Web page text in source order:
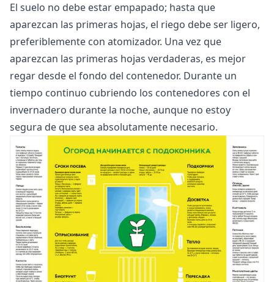
El suelo no debe estar empapado; hasta que
aparezcan las primeras hojas, el riego debe ser ligero,
preferiblemente con atomizador. Una vez que
aparezcan las primeras hojas verdaderas, es mejor
regar desde el fondo del contenedor. Durante un
tiempo continuo cubriendo los contenedores con el
invernadero durante la noche, aunque no estoy
segura de que sea absolutamente necesario.